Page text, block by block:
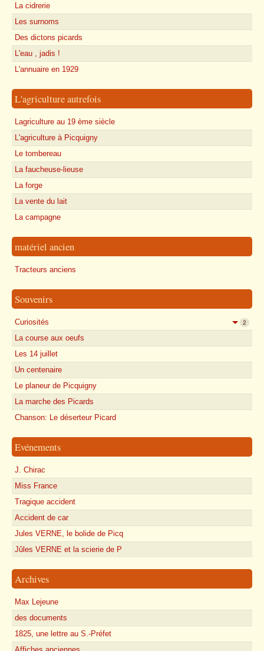
La cidrerie
Les surnoms
Des dictons picards
L'eau , jadis !
L'annuaire en 1929
L'agriculture autrefois
Lagriculture au 19 ème siècle
L'agriculture à Picquigny
Le tombereau
La faucheuse-lieuse
La forge
La vente du lait
La campagne
matériel ancien
Tracteurs anciens
Souvenirs
Curiosités 2
La course aux oeufs
Les 14 juillet
Un centenaire
Le planeur de Picquigny
La marche des Picards
Chanson: Le déserteur Picard
Evénements
J. Chirac
Miss France
Tragique accident
Accident de car
Jules VERNE, le bolide de Picq
Jûles VERNE et la scierie de P
Archives
Max Lejeune
des documents
1825, une lettre au S.-Préfet